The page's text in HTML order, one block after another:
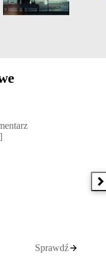
[PRZEDSPRZEDAŻ],
Sprawdź